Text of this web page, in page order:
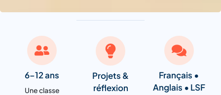
6–12 ans
Une classe
Projets &
réflexion
Français •
Anglais • LSF